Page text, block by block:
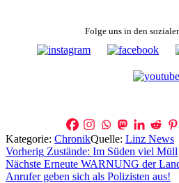
Folge uns in den
Kategorie: ChronikQuelle: Linz News
Beitragsnavigation
Vorherig Zustände: Im Süden viel Müll
Nächste Erneute WARNUNG der
Anrufer geben sich als Polizisten aus!